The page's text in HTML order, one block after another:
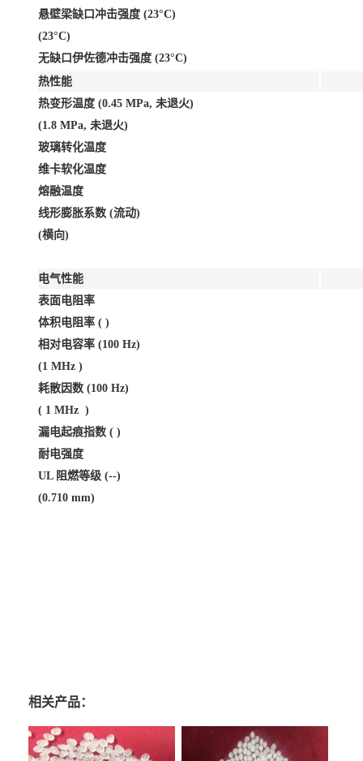
悬壁梁缺口冲击强度 (23°C)
(23°C)
无缺口伊佐德冲击强度 (23°C)
热性能
热变形温度 (0.45 MPa, 未退火)
(1.8 MPa, 未退火)
玻璃转化温度
维卡软化温度
熔融温度
线形膨胀系数 (流动)
(横向)
电气性能
表面电阻率
体积电阻率 ( )
相对电容率 (100 Hz)
(1 MHz )
耗散因数 (100 Hz)
( 1 MHz )
漏电起痕指数 ( )
耐电强度
UL 阻燃等级 (--)
(0.710 mm)
相关产品：